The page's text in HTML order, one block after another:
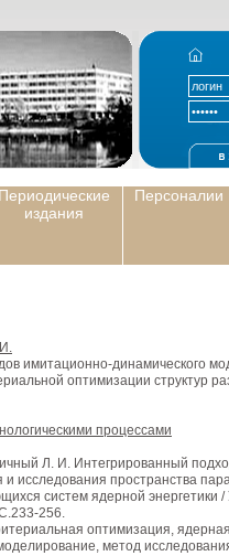
Периодические
издания
Персоналии
имитационно-динамического
оптимизации структур
процессами
Л. И. Интегрированный
исследования пространства
систем ядерной энергетики
256.
оптимизация,
метод